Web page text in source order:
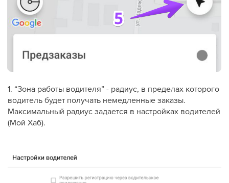
1. “Зона работы водителя” - радиус, в пределах которого
водитель будет получать немедленные заказы.
Максимальный радиус задается в настройках водителей
(Мой Хаб).